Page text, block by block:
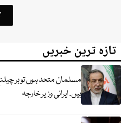
تازہ ترین خبریں
مسلمان متحد ہوں تو ہر
ہیں، ایرانی وزیر خارجہ